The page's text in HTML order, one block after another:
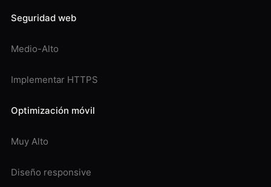
Seguridad web
Medio-Alto
Implementar HTTPS
Optimización móvil
Muy Alto
Diseño responsive